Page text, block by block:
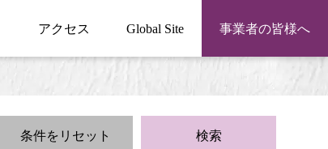
アクセス Global Site 事業者の皆様へ
条件をリセット 検索